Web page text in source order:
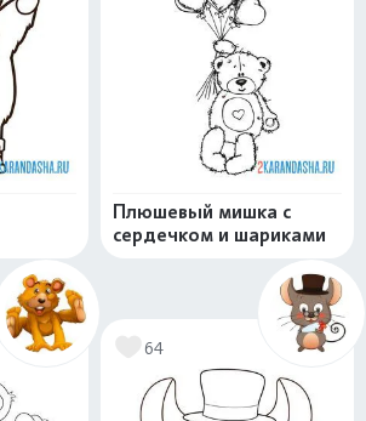
Плюшевый мишка с
сердечком и шариками
64